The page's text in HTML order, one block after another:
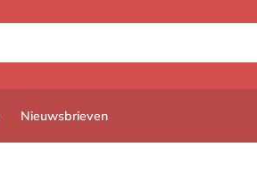
Nieuwsbrieven